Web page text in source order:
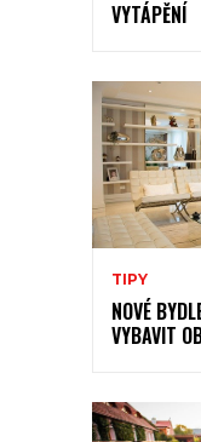
VYTÁPĚNÍ
TIPY
NOVÉ
VYBAVIT